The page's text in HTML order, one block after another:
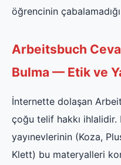
öğrencinin
Arbeitsbuch
Bulma — Etik ve
İnternette dolaşan
çoğu telif hakkı ihlalidir.
yayınevlerinin (Koza,
Klett) bu materyalleri